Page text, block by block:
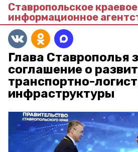
Ставропольское краевое
информационное
Глава Ставрополья
соглашение о
транспортно-
инфраструктуры